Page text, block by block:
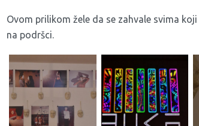
Ovom prilikom žele da se zahvale svima
na podršci.